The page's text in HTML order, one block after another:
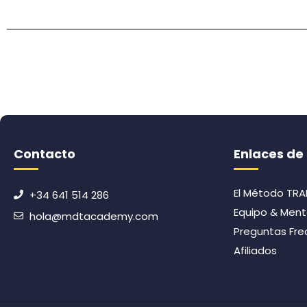
Contacto
+34 641 514 286
hola@mdtacademy.com
Enlaces
El Método
Equipo &
Preguntas
Afiliados